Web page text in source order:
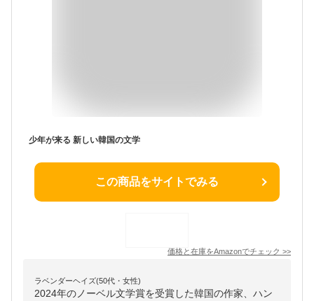
少年が来る 新しい韓国の文学
この商品をサイトでみる
価格と在庫をAmazonでチェック >>
ラベンダーヘイズ(50代・女性)
2024年のノーベル文学賞を受賞した韓国の作家、ハン